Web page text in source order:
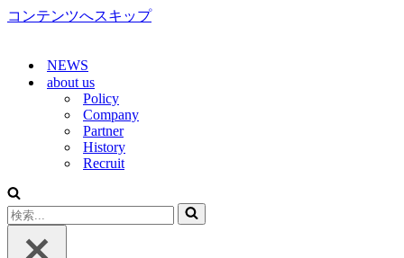
コンテンツへスキップ
NEWS
about us
Policy
Company
Partner
History
Recruit
検
索...